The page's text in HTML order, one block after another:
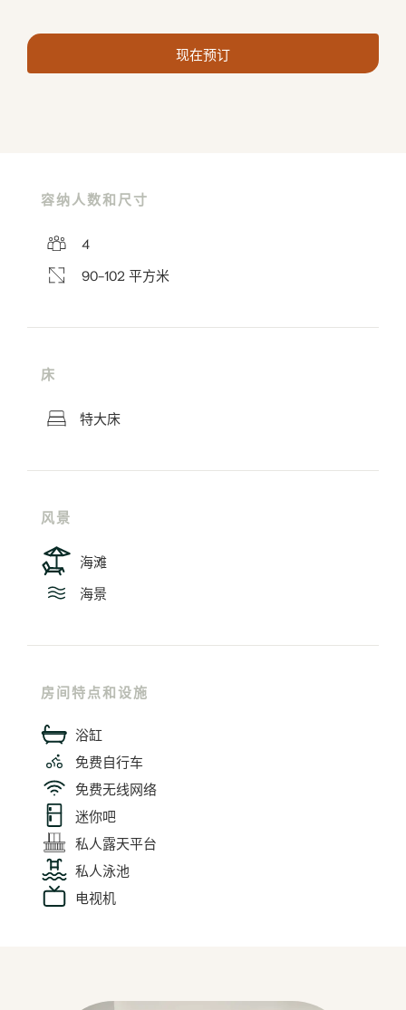
现在预订
容纳人数和尺寸
4
90-102 平方米
床
特大床
风景
海滩
海景
房间特点和设施
浴缸
免费自行车
免费无线网络
迷你吧
私人露天平台
私人泳池
电视机